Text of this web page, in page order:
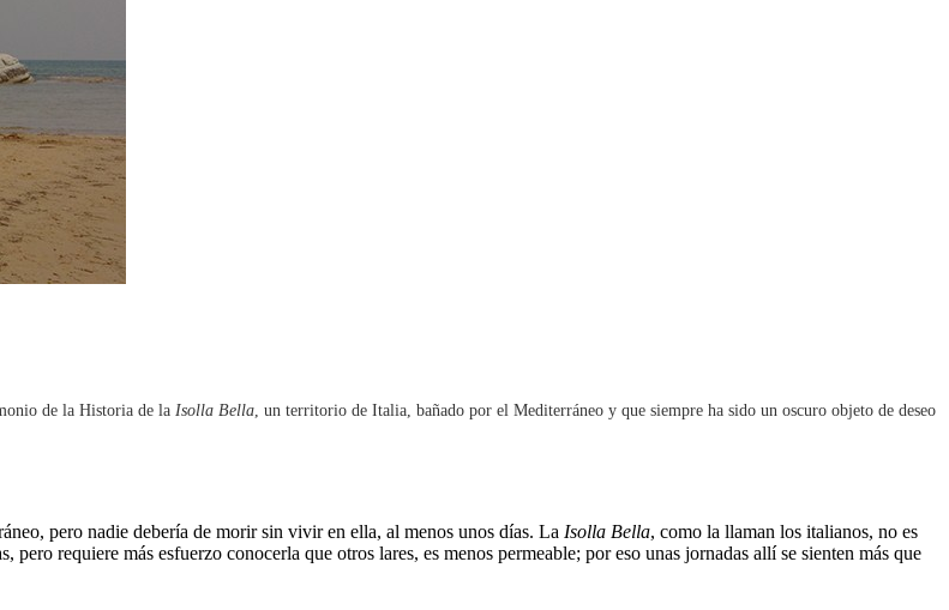
de la Historia de la Isolla Bella , un territorio de Italia, bañado por el Mediterráneo y que siempre ha sido un oscuro objeto de deseo
pero nadie debería de morir sin vivir en ella, al menos unos días. La Isolla Bella, como la llaman los italianos, no es
requiere más esfuerzo conocerla que otros lares, es menos permeable; por eso unas jornadas allí se sienten más que